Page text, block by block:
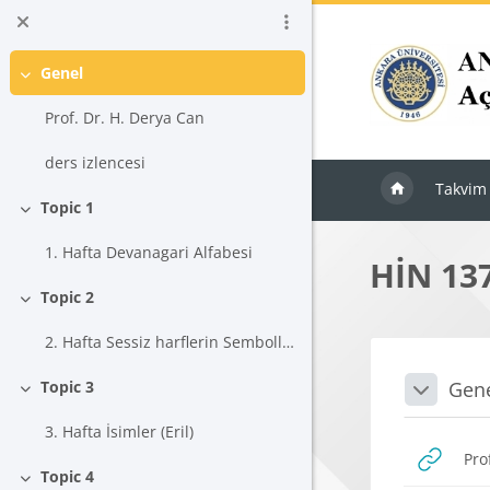
Ana içeriğe git
Daralt
Genel
Prof. Dr. H. Derya Can
ders izlencesi
Daralt
Topic 1
1. Hafta Devanagari Alfabesi
Daralt
Topic 2
2. Hafta Sessiz harflerin Sembollerle Kullanımı
Daralt
Topic 3
3. Hafta İsimler (Eril)
Topic 4
Takvim
HİN
Daralt